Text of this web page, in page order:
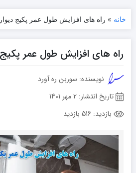
خانه » راه های افزایش طول عمر پکیج
راه های افزایش طول عمر
نویسنده: سوربن ره آورد
تاریخ انتشار: 2 مهر 1401
بازدید: 516 بازدید